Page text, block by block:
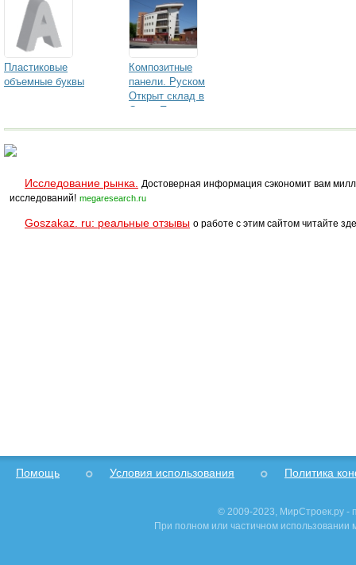
Пластиковые
объемные буквы
Композитные
панели. Руском
Открыт склад в
Санкт-Петербурге.
Исследование рынка.
Достоверная информация сэкономит вам
исследований! megaresearch.ru
Goszakaz. ru: реальные отзывы о работе с этим сайтом читайте
Помощь Условия использования Политика
© 2009-2023, МирСтроек.ру -
При полном или частичном использовании